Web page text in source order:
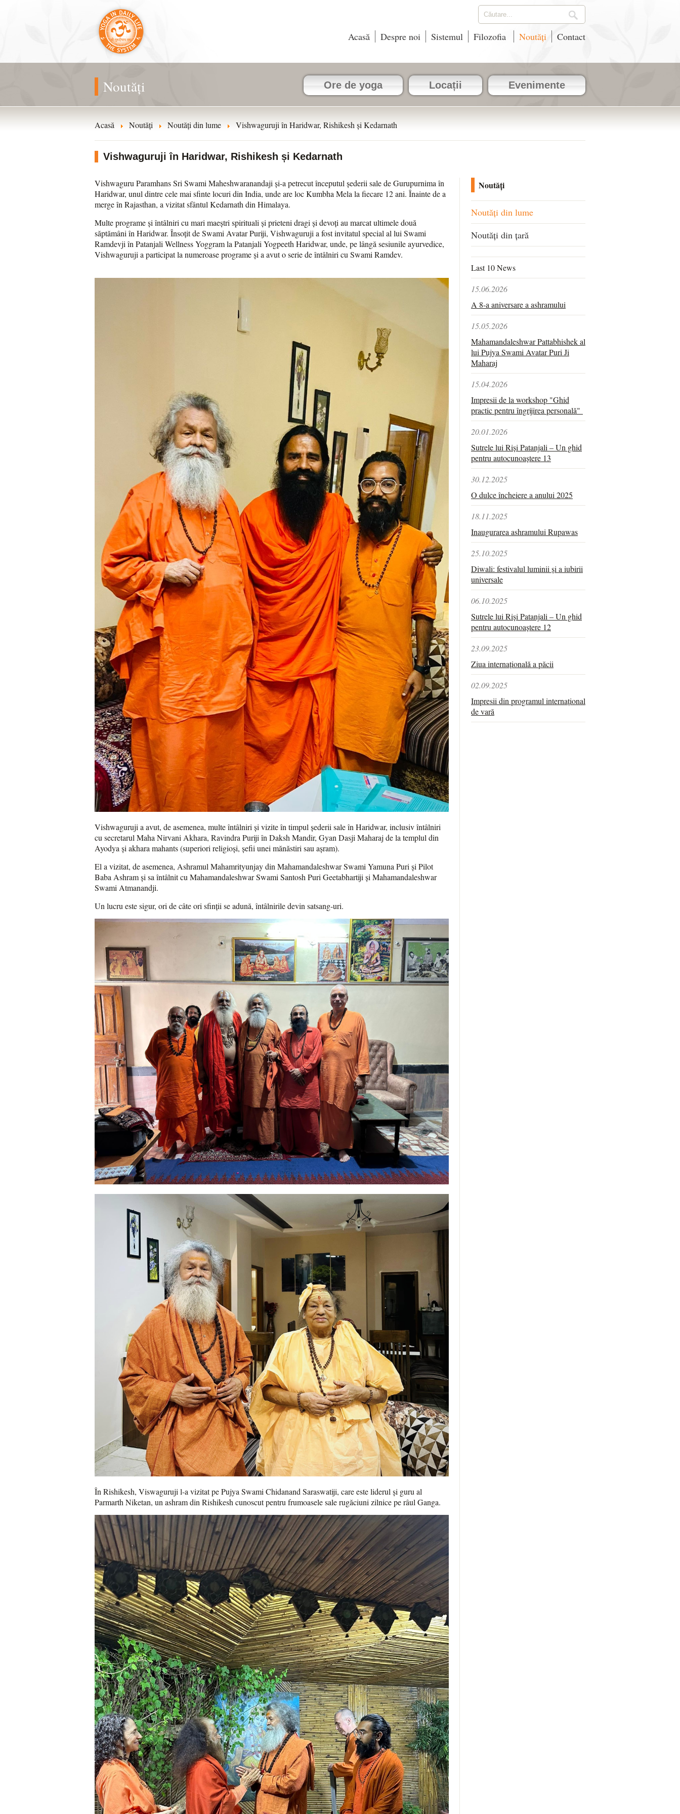
Acasă Despre noi Sistemul Filozofia Noutăți Contact
Noutăți Ore de yoga Locații Evenimente
Acasă Noutăți Noutăți din lume Vishwaguruji în Haridwar, Rishikesh și Kedarnath
Vishwaguruji în Haridwar, Rishikesh și Kedarnath
Vishwaguru Paramhans Sri Swami Maheshwaranandaji și-a petrecut începutul șederii sale de Gurupurnima în
Haridwar, unul dintre cele mai sfinte locuri din India, unde are loc Kumbha Mela la fiecare 12 ani. Înainte de a
merge în Rajasthan, a vizitat sfântul Kedarnath din Himalaya.
Multe programe și întâlniri cu mari maeștri spirituali și prieteni dragi și devoți au marcat ultimele două
săptămâni în Haridwar. Însoțit de Swami Avatar Puriji, Vishwaguruji a fost invitatul special al lui Swami
Ramdevji în Patanjali Wellness Yoggram la Patanjali Yogpeeth Haridwar, unde, pe lângă sesiunile ayurvedice,
Vishwaguruji a participat la numeroase programe și a avut o serie de întâlniri cu Swami Ramdev.
Vishwaguruji a avut, de asemenea, multe întâlniri și vizite în timpul șederii sale în Haridwar, inclusiv întâlniri
cu secretarul Maha Nirvani Akhara, Ravindra Puriji în Daksh Mandir, Gyan Dasji Maharaj de la templul din
Ayodya și akhara mahants (superiori religioși, șefii unei mănăstiri sau așram).
El a vizitat, de asemenea, Ashramul Mahamrityunjay din Mahamandaleshwar Swami Yamuna Puri și Pilot
Baba Ashram și sa întâlnit cu Mahamandaleshwar Swami Santosh Puri Geetabhartiji și Mahamandaleshwar
Swami Atmanandji.
Un lucru este sigur, ori de câte ori sfinții se adună, întâlnirile devin satsang-uri.
În Rishikesh, Viswaguruji l-a vizitat pe Pujya Swami Chidanand Saraswatiji, care este liderul și guru al
Parmarth Niketan, un ashram din Rishikesh cunoscut pentru frumoasele sale rugăciuni zilnice pe râul Ganga.
Noutăți
Noutăți din lume
Noutăți din țară
Last 10 News
15.06.2026
A 8-a aniversare a ashramului
15.05.2026
Mahamandaleshwar Pattabhishek al
lui Pujya Swami Avatar Puri Ji
Maharaj
15.04.2026
Impresii de la workshop "Ghid
practic pentru îngrijirea personală"
20.01.2026
Sutrele lui Riși Patanjali – Un ghid
pentru autocunoaștere 13
30.12.2025
O dulce încheiere a anului 2025
18.11.2025
Inaugurarea ashramului Rupawas
25.10.2025
Diwali: festivalul luminii și a iubirii
universale
06.10.2025
Sutrele lui Riși Patanjali – Un ghid
pentru autocunoaștere 12
23.09.2025
Ziua internațională a păcii
02.09.2025
Impresii din programul internațional
de vară